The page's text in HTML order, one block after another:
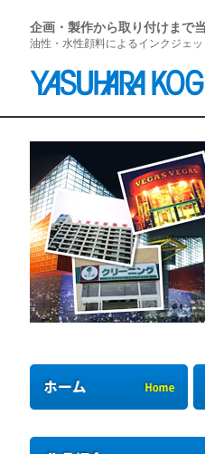
企画・製作から取り付けまで
油性・水性顔料によるインクジェ